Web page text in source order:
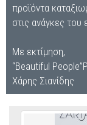
προϊόντα
στις ανάγκες του
Με εκτίμηση,
“Beautiful
Χάρης Σιανίδης